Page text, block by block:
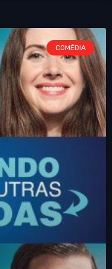
COMÉDIA